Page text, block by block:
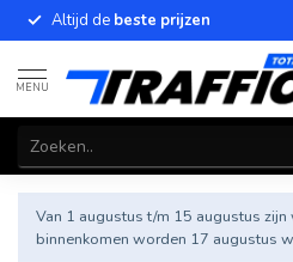
Altijd de beste prijzen
MENU
Van 1 augustus t/m 15 augustus
binnenkomen worden 17 augustus